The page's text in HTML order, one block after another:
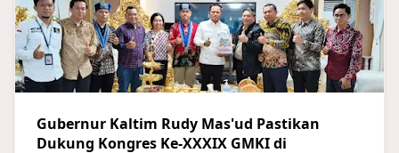
Gubernur Kaltim Rudy Mas'ud Pastikan
Dukung Kongres Ke-XXXIX GMKI di